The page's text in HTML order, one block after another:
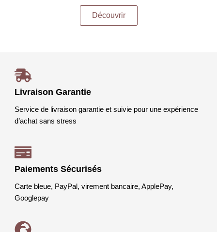
Découvrir
Livraison Garantie
Service de livraison garantie et suivie pour une expérience
d’achat sans stress
Paiements Sécurisés
Carte bleue, PayPal, virement bancaire, ApplePay,
Googlepay